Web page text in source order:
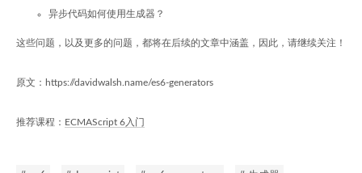
异步代码如何使用生成器？
这些问题，以及更多的问题，都将在后续的文章中涵盖，因此，请继续关注！
原文：https://davidwalsh.name/es6-generators
推荐课程： ECMAScript 6入门